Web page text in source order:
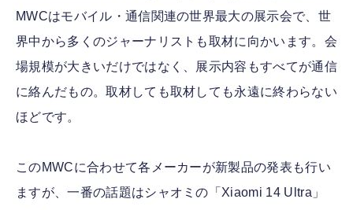
MWCはモバイル・通信関連の世界最大の展示会で、世
界中から多くのジャーナリストも取材に向かいます。会
場規模が大きいだけではなく、展示内容もすべてが通信
に絡んだもの。取材しても取材しても永遠に終わらない
ほどです。
このMWCに合わせて各メーカーが新製品の発表も行い
ますが、一番の話題はシャオミの「Xiaomi 14 Ultra」